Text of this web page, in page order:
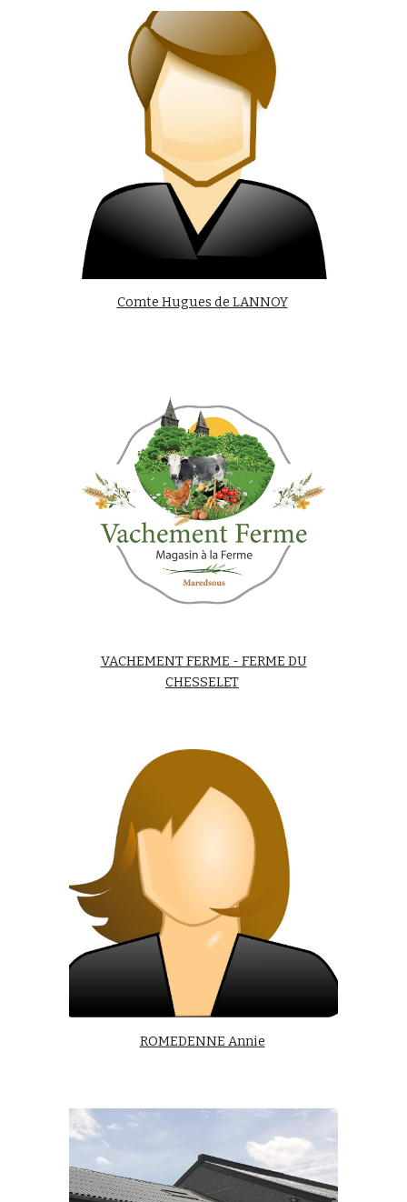
Comte Hugues de LANNOY
VACHEMENT FERME - FERME DU
CHESSELET
ROMEDENNE Annie